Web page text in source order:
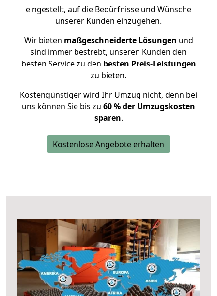
eingestellt, auf die Bedürfnisse und Wünsche
unserer Kunden einzugehen.
Wir bieten maßgeschneiderte Lösungen und
sind immer bestrebt, unseren Kunden den
besten Service zu den besten Preis-Leistungen
zu bieten.
Kostengünstiger wird Ihr Umzug nicht, denn bei
uns können Sie bis zu 60 % der Umzugskosten
sparen.
Kostenlose Angebote erhalten